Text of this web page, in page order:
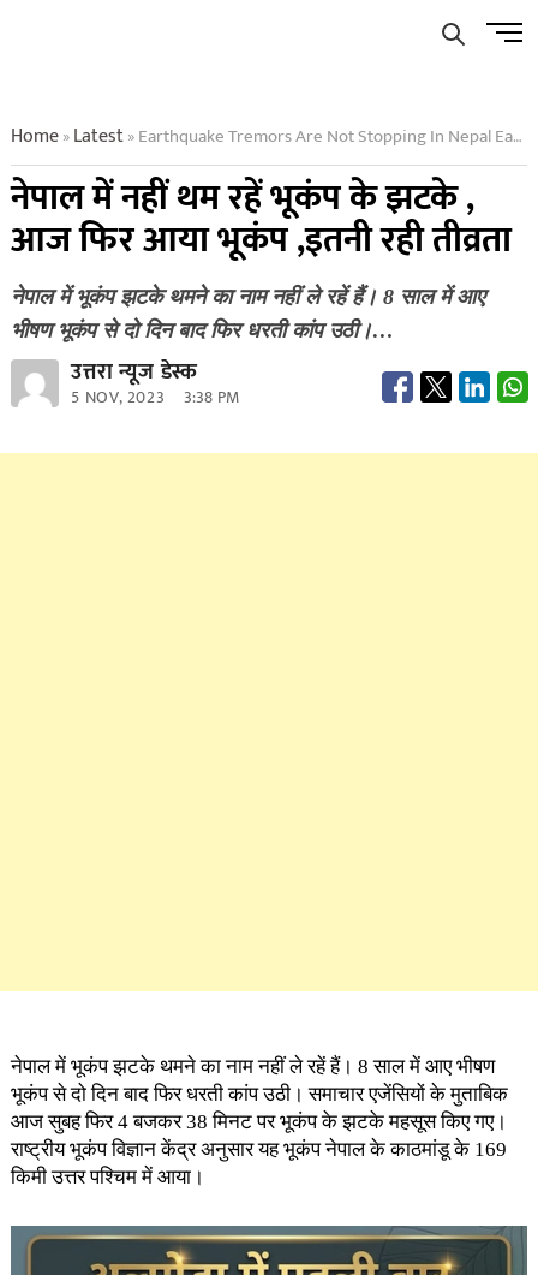
Menu
Home»Latest»Earthquake Tremors Are Not Stopping In Nepal Earthquake Occurred Again Today The Intensity Was So Much
नेपाल में नहीं थम रहें भूकंप के झटके ,
आज फिर आया भूकंप ,इतनी रही तीव्रता
नेपाल में भूकंप झटके थमने का नाम नहीं ले रहें हैं। 8 साल में आए
भीषण भूकंप से दो दिन बाद फिर धरती कांप उठी।…
उत्तरा न्यूज डेस्क
5 NOV, 2023 3:38 PM
नेपाल में भूकंप झटके थमने का नाम नहीं ले रहें हैं। 8 साल में आए भीषण
भूकंप से दो दिन बाद फिर धरती कांप उठी। समाचार एजेंसियों के मुताबिक
आज सुबह फिर 4 बजकर 38 मिनट पर भूकंप के झटके महसूस किए गए।
राष्ट्रीय भूकंप विज्ञान केंद्र अनुसार यह भूकंप नेपाल के काठमांडू के 169
किमी उत्तर पश्चिम में आया।